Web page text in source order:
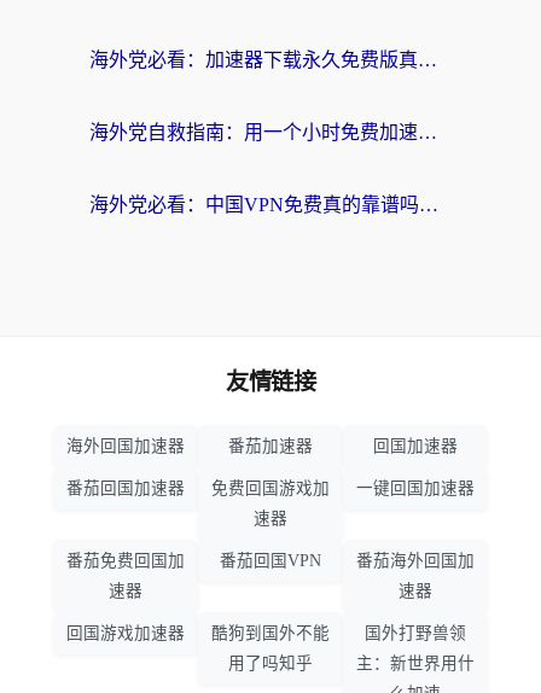
海外党必看：加速器下载永久免费版真的存在吗？教你无缝访问国内资源的正确姿势
海外党自救指南：用一个小时免费加速器，轻松打破国内资源访问壁垒？
海外党必看：中国VPN免费真的靠谱吗？手把手教你选对回国加速器
友情链接
海外回国加速器 番茄加速器 回国加速器
番茄回国加速器
免费回国游戏加
速器
一键回国加速器
番茄免费回国加
速器
番茄回国VPN
番茄海外回国加
速器
回国游戏加速器
酷狗到国外不能
用了吗知乎
国外打野兽领
主：新世界用什